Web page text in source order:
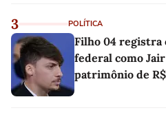
3 POLÍTICA
Filho 04 registra
federal como
patrimônio de